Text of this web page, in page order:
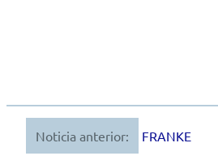
Navegación
Noticia anterior: FRANKE